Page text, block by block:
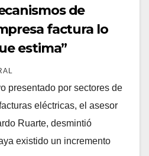
de
factura lo
estima”
presentado por sectores de
eléctricas, el asesor
Ruarte, desmintió
existido un incremento